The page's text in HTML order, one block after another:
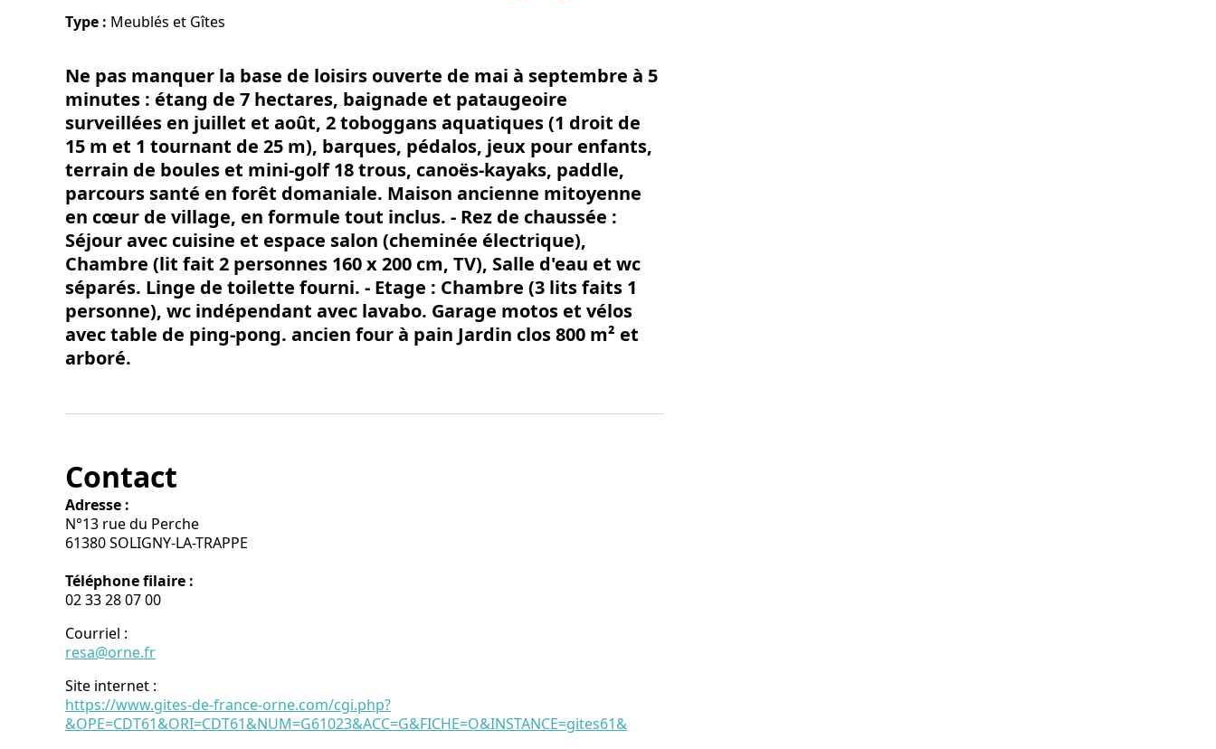
Type : Meublés et Gîtes
Ne pas manquer la base de loisirs ouverte de mai à septembre à 5
minutes : étang de 7 hectares, baignade et pataugeoire
surveillées en juillet et août, 2 toboggans aquatiques (1 droit de
15 m et 1 tournant de 25 m), barques, pédalos, jeux pour enfants,
terrain de boules et mini-golf 18 trous, canoës-kayaks, paddle,
parcours santé en forêt domaniale. Maison ancienne mitoyenne
en cœur de village, en formule tout inclus. - Rez de chaussée :
Séjour avec cuisine et espace salon (cheminée électrique),
Chambre (lit fait 2 personnes 160 x 200 cm, TV), Salle d'eau et wc
séparés. Linge de toilette fourni. - Etage : Chambre (3 lits faits 1
personne), wc indépendant avec lavabo. Garage motos et vélos
avec table de ping-pong. ancien four à pain Jardin clos 800 m² et
arboré.
Contact
Adresse :
N°13 rue du Perche
61380 SOLIGNY-LA-TRAPPE
Téléphone filaire :
02 33 28 07 00
Courriel :
resa@orne.fr
Site internet :
https://www.gites-de-france-orne.com/cgi.php?
&OPE=CDT61&ORI=CDT61&NUM=G61023&ACC=G&FICHE=O&INSTANCE=gites61&